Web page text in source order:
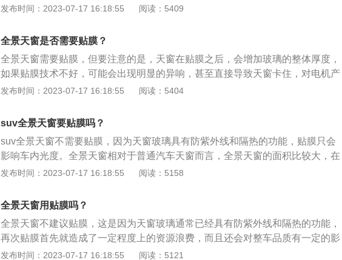
6、可以开阔视野。汽车天窗分为：外滑式、内藏式、内藏外翻式、全景式和窗
清理滑轨四周，避免砂粒沉积，延长天窗密封圈的使用寿命；3、开启天窗前应
注意车顶阻碍玻璃面板运行的障碍物。
发布时间：2023-07-17 16:18:55 阅读：5409
全景天窗是否需要贴膜？
全景天窗需要贴膜，但要注意的是，天窗在贴膜之后，会增加玻璃的整体厚度，
如果贴膜技术不好，可能会出现明显的异响，甚至直接导致天窗卡住，对电机产
生较大的损伤，建议找专业的工作人员进行贴膜。汽车天窗具有一定的隔热和防
挡紫外线、阻隔部分热量并防止玻璃飞溅导致的伤人、防眩光情况发生，同时根
据太阳膜的单向透视性能，达到保护个人隐私的目的。其可以减少车内物品和人
员因紫外线照射造成的损伤，通过物理反光，降低车内温度，减少汽车空调的使
用。
发布时间：2023-07-17 16:18:55 阅读：5404
suv全景天窗要贴膜吗？
suv全景天窗不需要贴膜，因为天窗玻璃具有防紫外线和隔热的功能，贴膜只会
影响车内光度。全景天窗相对于普通汽车天窗而言，全景天窗的面积比较大，在
车内可以将上方的景象基本全部看到。目前汽车采用的全景天窗大多为前后两
封闭式全景天窗、分段开启式全景天窗、整体开启式全景天窗，其中分段开启式
天窗在前座位顶部和标准天窗是一样的，在后排座位顶部增加不可开启的天窗，
可以增加汽车的透光度，达到全景天窗的效果。
发布时间：2023-07-17 16:18:55 阅读：5158
全景天窗用贴膜吗？
全景天窗不建议贴膜，这是因为天窗玻璃通常已经具有防紫外线和隔热的功能，
再次贴膜首先就造成了一定程度上的资源浪费，而且还会对整车品质有一定的影
响。天窗贴膜后增加了玻璃的整体厚度，在施工不好的情况下，容易导致天窗开
发布时间：2023-07-17 16:18:55 阅读：5121